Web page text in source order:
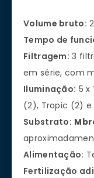
Volume bruto:
Tempo de
Filtragem: 3
em série, com
Iluminação: 5 x
(2), Tropic (2) e
Substrato:
Alimentação:
Fertilização